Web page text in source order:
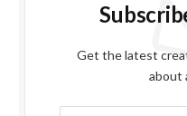
Get the latest
about